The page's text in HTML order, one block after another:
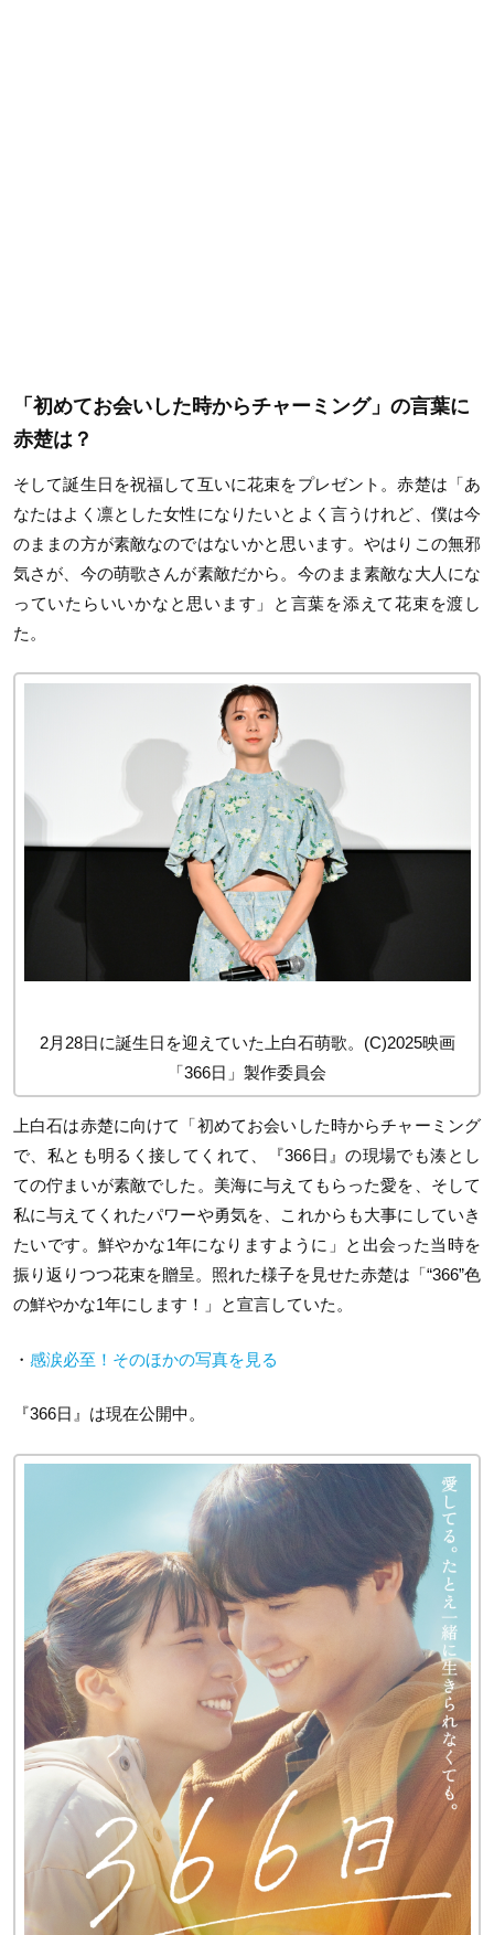
「初めてお会いした時からチャーミング」の言葉に
赤楚は？
そして誕生日を祝福して互いに花束をプレゼント。赤楚は「あ
なたはよく凛とした女性になりたいとよく言うけれど、僕は今
のままの方が素敵なのではないかと思います。やはりこの無邪
気さが、今の萌歌さんが素敵だから。今のまま素敵な大人にな
っていたらいいかなと思います」と言葉を添えて花束を渡し
た。
2月28日に誕生日を迎えていた上白石萌歌。(C)2025映画
「366日」製作委員会
上白石は赤楚に向けて「初めてお会いした時からチャーミング
で、私とも明るく接してくれて、『366日』の現場でも湊とし
ての佇まいが素敵でした。美海に与えてもらった愛を、そして
私に与えてくれたパワーや勇気を、これからも大事にしていき
たいです。鮮やかな1年になりますように」と出会った当時を
振り返りつつ花束を贈呈。照れた様子を見せた赤楚は「“366”色
の鮮やかな1年にします！」と宣言していた。
・ 感涙必至！そのほかの写真を見る
『366日』は現在公開中。